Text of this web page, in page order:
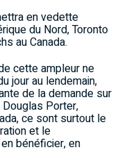
en vedette
du Nord, Toronto
au Canada.
cette ampleur ne
jour au lendemain,
de la demande sur
Porter,
ce sont surtout le
et le
bénéficier, en